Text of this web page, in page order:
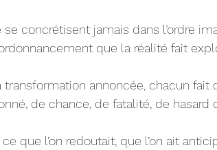
concrétisent jamais dans l’ordre
que la réalité fait
transformation annoncée, chacun fait
de chance, de fatalité, de hasard
que l’on redoutait, que l’on ait